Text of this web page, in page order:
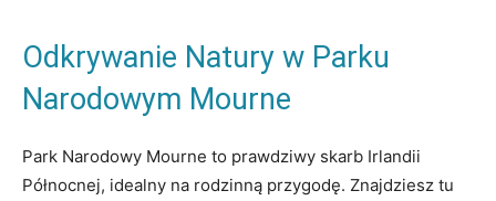
Odkrywanie Natury w Parku
Narodowym Mourne
Park Narodowy Mourne to prawdziwy skarb Irlandii
Północnej, idealny na rodzinną przygodę. Znajdziesz tu